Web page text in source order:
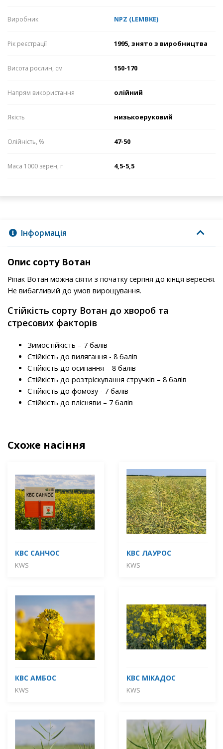
Виробник NPZ (LEMBKE)
Рік реєстрації 1995, знято з виробництва
Висота рослин, см 150-170
Напрям використання олійний
Якість низькоеруковий
Олійність, % 47-50
Маса 1000 зерен, г 4,5-5,5
Інформація
Опис сорту Вотан
Ріпак Вотан можна сіяти з початку серпня до кінця вересня.
Не вибагливий до умов вирощування.
Стійкість сорту Вотан до хвороб та
стресових факторів
Зимостійкість – 7 балів
Стійкість до вилягання - 8 балів
Стійкість до осипання – 8 балів
Стійкість до розтріскування стручків – 8 балів
Стійкість до фомозу - 7 балів
Стійкість до плісняви – 7 балів
Схоже насіння
КВС САНЧОС
KWS
КВС ЛАУРОС
KWS
КВС АМБОС
KWS
КВС МІКАДОС
KWS